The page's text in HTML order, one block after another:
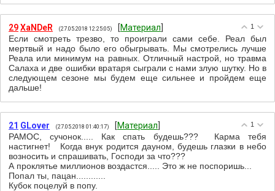
1
29XaNDeR (27.05.2018 12:25:05) [Материал
Если смотреть трезво, то проиграли сами себе. Реал был
мертвый и надо было его обыгрывать. Мы смотрелись лучше
Реала или минимум на равных. Отличный настрой, но травма
Салаха и две ошибки вратаря сыграли с нами злую шутку. Но в
следующем сезоне мы будем еще сильнее и пройдем еще
дальше!
1
21 GLover (27.05.2018 01:40:17) [Материал
РАМОС, сучонок..... Как спать будешь??? Карма тебя
настигнет! Когда внук родится дауном, будешь глазки в небо
возносить и спрашивать, Господи за что???
А проклятье миллионов воздастся..... Это ж не поспоришь...
Попал ты, пацан............
Кубок поцелуй в попу.